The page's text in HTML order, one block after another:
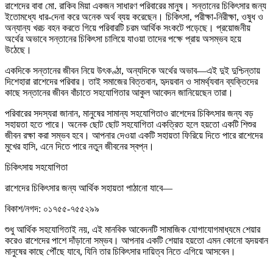
রাশেদের বাবা মো. রাকিব মিয়া একজন সাধারণ পরিবারের মানুষ। সন্তানের চিকিৎসার জন্য
ইতোমধ্যে ধার-দেনা করে অনেক অর্থ ব্যয় করেছেন। চিকিৎসা, পরীক্ষা-নিরীক্ষা, ওষুধ ও
অন্যান্য খরচ বহন করতে গিয়ে পরিবারটি চরম আর্থিক সংকটে পড়েছে। প্রয়োজনীয়
অর্থের অভাবে সন্তানের চিকিৎসা চালিয়ে যাওয়া তাদের পক্ষে প্রায় অসম্ভব হয়ে
উঠেছে।
একদিকে সন্তানের জীবন নিয়ে উৎকণ্ঠা, অন্যদিকে অর্থের অভাব—এই দুই দুশ্চিন্তায়
দিশেহারা রাশেদের পরিবার। তাই সমাজের বিত্তবান, হৃদয়বান ও সামর্থ্যবান ব্যক্তিদের
কাছে সন্তানের জীবন বাঁচাতে সহযোগিতার আকুল আবেদন জানিয়েছেন তারা।
পরিবারের সদস্যরা জানান, মানুষের সামান্য সহযোগিতাও রাশেদের চিকিৎসার জন্য বড়
সহায়তা হতে পারে। অনেক ছোট ছোট সহযোগিতা একত্রিত হলে হয়তো একটি শিশুর
জীবন রক্ষা করা সম্ভব হবে। আপনার দেওয়া একটি সহায়তা ফিরিয়ে দিতে পারে রাশেদের
মুখের হাসি, এনে দিতে পারে নতুন জীবনের স্বপ্ন।
চিকিৎসায় সহযোগিতা
রাশেদের চিকিৎসার জন্য আর্থিক সহায়তা পাঠানো যাবে—
বিকাশ/নগদ: ০১৭৫৫-৭৫৫২৯৯
শুধু আর্থিক সহযোগিতাই নয়, এই মানবিক আবেদনটি সামাজিক যোগাযোগমাধ্যমে শেয়ার
করেও রাশেদের পাশে দাঁড়ানো সম্ভব। আপনার একটি শেয়ার হয়তো এমন কোনো হৃদয়বান
মানুষের কাছে পৌঁছে যাবে, যিনি তার চিকিৎসার দায়িত্ব নিতে এগিয়ে আসবেন।